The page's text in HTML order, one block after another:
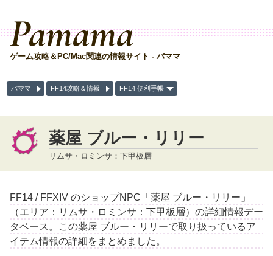
Pamama
ゲーム攻略＆PC/Mac関連の情報サイト - パママ
パママ FF14攻略＆情報 FF14 便利手帳
薬屋 ブルー・リリー
リムサ・ロミンサ：下甲板層
FF14 / FFXIV のショップNPC「薬屋 ブルー・リリー」
（エリア：リムサ・ロミンサ：下甲板層）の詳細情報デー
タベース。この薬屋 ブルー・リリーで取り扱っているア
イテム情報の詳細をまとめました。